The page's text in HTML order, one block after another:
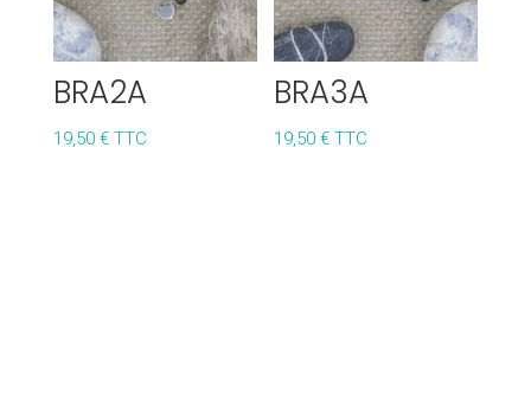
BRA2A
19,50 € TTC
BRA3A
19,50€ TTC